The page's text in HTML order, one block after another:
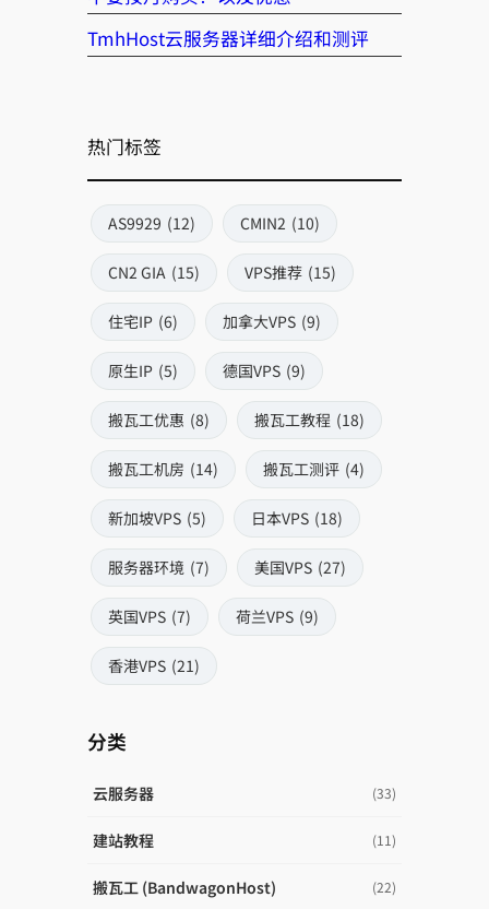
TmhHost云服务器详细介绍和测评
热门标签
AS9929 (12) CMIN2 (10)
CN2 GIA (15) VPS推荐 (15)
住宅IP (6) 加拿大VPS (9)
原生IP (5) 德国VPS (9)
搬瓦工优惠 (8) 搬瓦工教程 (18)
搬瓦工机房 (14) 搬瓦工测评 (4)
新加坡VPS (5) 日本VPS (18)
服务器环境 (7) 美国VPS (27)
英国VPS (7) 荷兰VPS (9)
香港VPS (21)
分类
云服务器 (33)
建站教程 (11)
搬瓦工 (BandwagonHost) (22)